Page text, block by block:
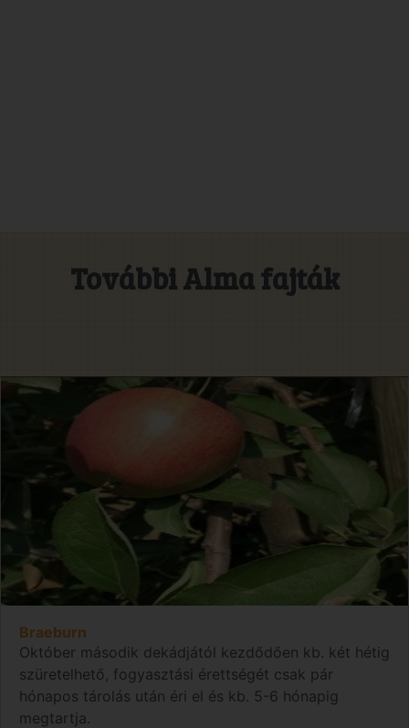
További Alma fajták
Braeburn
Október második dekádjától kezdődően kb. két hétig
szüretelhető, fogyasztási érettségét csak pár
hónapos tárolás után éri el és kb. 5-6 hónapig
megtartja.